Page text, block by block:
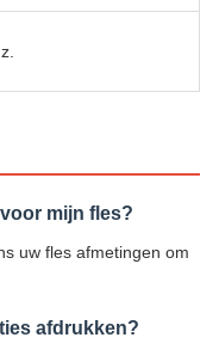
mijn fles?
uw fles afmetingen om
afdrukken?